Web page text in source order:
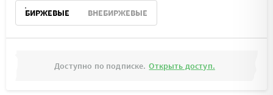
БИРЖЕВЫЕ ВНЕБИРЖЕВЫЕ
Доступно по подписке. Открыть доступ.